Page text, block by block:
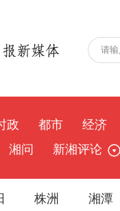
政 都市
经济
湘问 新湘评论
株洲 湘潭